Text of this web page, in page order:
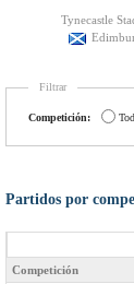
Tynecastle
Filtrar
Competición:
Partidos por
Competición